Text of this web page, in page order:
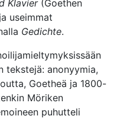
Klavier(Goethen
useimmat
Gedichte.
tekstejä: anonyymia,
Goetheä ja 1800-
Möriken
puhutteli